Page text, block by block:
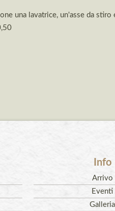
una lavatrice, un'asse da
Info
Arrivo
Eventi
Galleria